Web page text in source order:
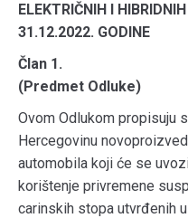
ELEKTRIČNIH I
31.12.2022. GODINE
Član 1.
(Predmet Odluke)
Ovom Odlukom propisuju
Hercegovinu
automobila koji će se
korištenje privremene
carinskih stopa utvrđenih